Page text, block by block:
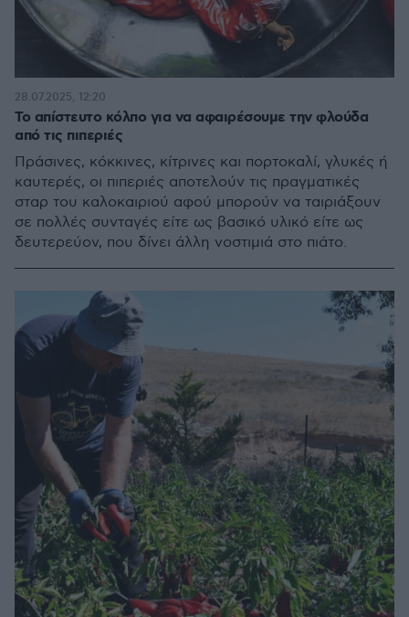
Το απίστευτο κόλπο για να αφαιρέσουμε την φλούδα
από τις πιπεριές
Πράσινες, κόκκινες, κίτρινες και πορτοκαλί, γλυκές ή
καυτερές, οι πιπεριές αποτελούν τις πραγματικές
σταρ του καλοκαιριού αφού μπορούν να ταιριάξουν
σε πολλές συνταγές είτε ως βασικό υλικό είτε ως
δευτερεύον, που δίνει άλλη νοστιμιά στο πιάτο.
28.07.2025, 12:20